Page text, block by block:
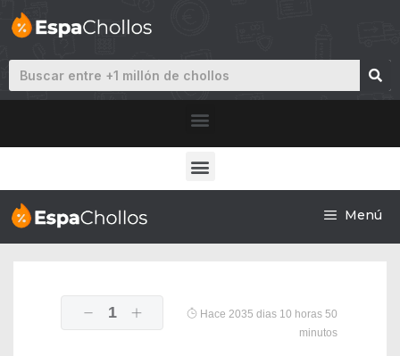
Menú
1
Hace 2035 dias 10 horas 50
minutos